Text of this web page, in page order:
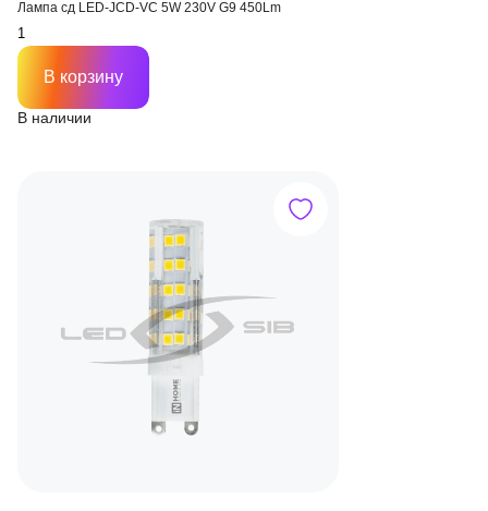
Лампа сд LED-JCD-VC 5W 230V G9 450Lm
В наличии
В корзину